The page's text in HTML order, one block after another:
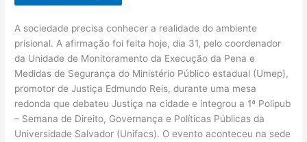
A sociedade precisa conhecer a realidade do ambiente
prisional. A afirmação foi feita hoje, dia 31, pelo coordenador
da Unidade de Monitoramento da Execução da Pena e
Medidas de Segurança do Ministério Público estadual (Umep),
promotor de Justiça Edmundo Reis, durante uma mesa
redonda que debateu Justiça na cidade e integrou a 1ª Polipub
– Semana de Direito, Governança e Políticas Públicas da
Universidade Salvador (Unifacs). O evento aconteceu na sede